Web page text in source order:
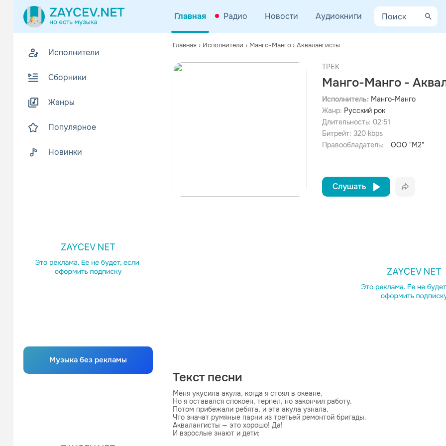
Главная Радио Новости Аудиокниги
Исполнители
Сборники
Жанры
Популярное
Новинки
Музыка без рекламы
Главная › Исполнители › Манго-Манго › Аквалангисты
ТРЕК
Манго-Манго -
Исполнитель: Манго-Манго
Жанр: Русский рок
Длительность: 02:51
Битрейт: 320 kbps
Правообладатель:
ООО "М2"
Слушать
Текст песни
Меня укусила акула, когда я стоял в океане,
Но я оставался спокоен, терпел, но закончил работу.
Потом прибежали ребята, и эта акула узнала,
Что значат румяные парни из третьей ремонтой бригады.
Аквалангисты — это хорошо! Да!
И взрослые знают и дети: